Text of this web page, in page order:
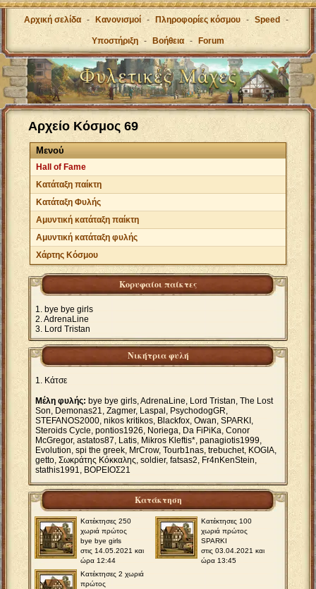
Αρχική σελίδα - Κανονισμοί - Πληροφορίες κόσμου - Speed -
Υποστήριξη - Βοήθεια - Forum
Αρχείο Κόσμος 69
Μενού
Hall of Fame
Κατάταξη παίκτη
Κατάταξη Φυλής
Αμυντική κατάταξη παίκτη
Αμυντική κατάταξη φυλής
Χάρτης Κόσμου
Κορυφαίοι παίκτες
bye bye girls
AdrenaLine
Lord Tristan
Νικήτρια φυλή
Κάτσε
Μέλη φυλής: bye bye girls, AdrenaLine, Lord Tristan, The Lost
Son, Demonas21, Zagmer, Laspal, PsychodogGR,
STEFANOS2000, nikos kritikos, Blackfox, Owan, SPARKI,
Steroids Cycle, pontios1926, Νoriega, Da FiPiKa, Conor
McGregor, astatos87, Latis, Mikros Kleftis*, panagiotis1999,
Evolution, spi the greek, MrCrow, Tourb1nas, trebuchet, KOGIA,
getto, Σωκράτης Κόκκαλης, soldier, fatsas2, Fr4nKenStein,
stathis1991, ΒΟΡΕΙΟΣ21
Κατάκτηση
Κατέκτησες 250
χωριά πρώτος
bye bye girls
στις 14.05.2021 και
ώρα 12:44
Κατέκτησες 100
χωριά πρώτος
SPARKI
στις 03.04.2021 και
ώρα 13:45
Κατέκτησες 2 χωριά
πρώτος